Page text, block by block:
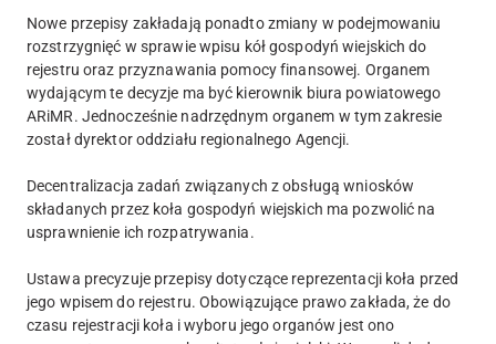
Nowe przepisy zakładają ponadto zmiany w podejmowaniu
rozstrzygnięć w sprawie wpisu kół gospodyń wiejskich do
rejestru oraz przyznawania pomocy finansowej. Organem
wydającym te decyzje ma być kierownik biura powiatowego
ARiMR. Jednocześnie nadrzędnym organem w tym zakresie
został dyrektor oddziału regionalnego Agencji.
Decentralizacja zadań związanych z obsługą wniosków
składanych przez koła gospodyń wiejskich ma pozwolić na
usprawnienie ich rozpatrywania.
Ustawa precyzuje przepisy dotyczące reprezentacji koła przed
jego wpisem do rejestru. Obowiązujące prawo zakłada, że do
czasu rejestracji koła i wyboru jego organów jest ono